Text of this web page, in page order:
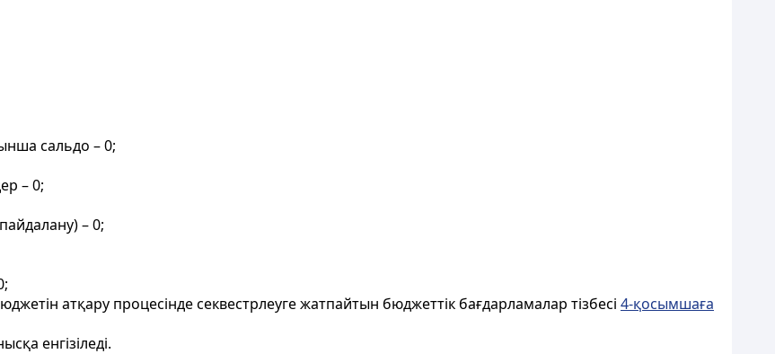
сальдо – 0;
– 0;
– 0;
атқару процесінде секвестрлеуге жатпайтын бюджеттік бағдарламалар тізбесі 4-қосымшаға
енгізіледі.